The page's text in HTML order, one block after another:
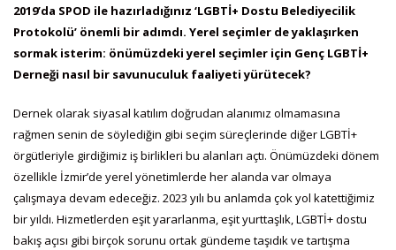
2019’da SPOD ile hazırladığınız ‘LGBTİ+ Dostu Belediyecilik
Protokolü’ önemli bir adımdı. Yerel seçimler de yaklaşırken
sormak isterim: önümüzdeki yerel seçimler için Genç LGBTİ+
Derneği nasıl bir savunuculuk faaliyeti yürütecek?
Dernek olarak siyasal katılım doğrudan alanımız olmamasına
rağmen senin de söylediğin gibi seçim süreçlerinde diğer LGBTİ+
örgütleriyle girdiğimiz iş birlikleri bu alanları açtı. Önümüzdeki dönem
özellikle İzmir’de yerel yönetimlerde her alanda var olmaya
çalışmaya devam edeceğiz. 2023 yılı bu anlamda çok yol katettiğimiz
bir yıldı. Hizmetlerden eşit yararlanma, eşit yurttaşlık, LGBTİ+ dostu
bakış açısı gibi birçok sorunu ortak gündeme taşıdık ve tartışma